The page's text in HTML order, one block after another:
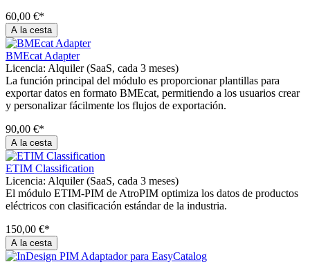
60,00 €*
A la cesta
BMEcat Adapter
Licencia: Alquiler (SaaS, cada 3 meses)
La función principal del módulo es proporcionar plantillas para
exportar datos en formato BMEcat, permitiendo a los usuarios crear
y personalizar fácilmente los flujos de exportación.
90,00 €*
A la cesta
ETIM Classification
Licencia: Alquiler (SaaS, cada 3 meses)
El módulo ETIM-PIM de AtroPIM optimiza los datos de productos
eléctricos con clasificación estándar de la industria.
150,00 €*
A la cesta